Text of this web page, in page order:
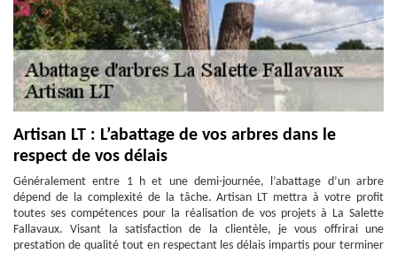
Artisan LT : L’abattage de vos arbres dans le
respect de vos délais
Généralement entre 1 h et une demi-journée, l’abattage d’un arbre
dépend de la complexité de la tâche. Artisan LT mettra à votre profit
toutes ses compétences pour la réalisation de vos projets à La Salette
Fallavaux. Visant la satisfaction de la clientèle, je vous offrirai une
prestation de qualité tout en respectant les délais impartis pour terminer